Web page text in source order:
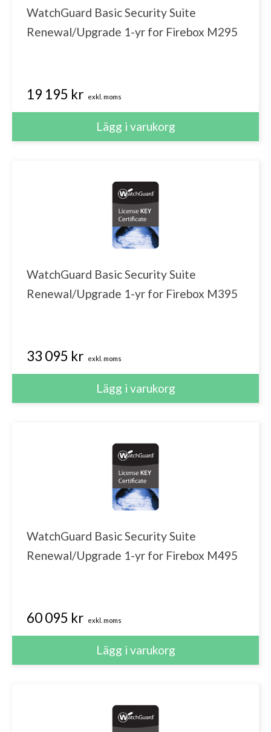
WatchGuard Basic Security Suite
Renewal/Upgrade 1-yr for Firebox M295
19 195 kr exkl. moms
WatchGuard Basic Security Suite
Renewal/Upgrade 1-yr for Firebox M395
33 095 kr exkl. moms
WatchGuard Basic Security Suite
Renewal/Upgrade 1-yr for Firebox M495
60 095 kr exkl. moms